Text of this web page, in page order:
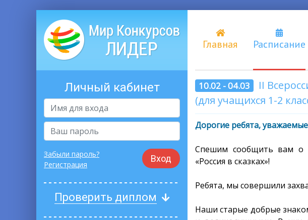
Главная Расписание
Личный кабинет
Вход
Забыли пароль?
Регистрация
Проверить диплом
10.02 - 04.03
II
(для учащихся 1-2
Дорогие ребята,
Спешим сообщить вам о
«Россия в сказках»!
Ребята, мы совершили
Наши старые добрые